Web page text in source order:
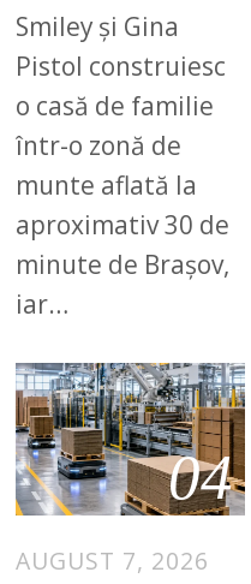
Smiley și Gina
Pistol construiesc
o casă de familie
într-o zonă de
munte aflată la
aproximativ 30 de
minute de Brașov,
iar…
04
AUGUST 7, 2026